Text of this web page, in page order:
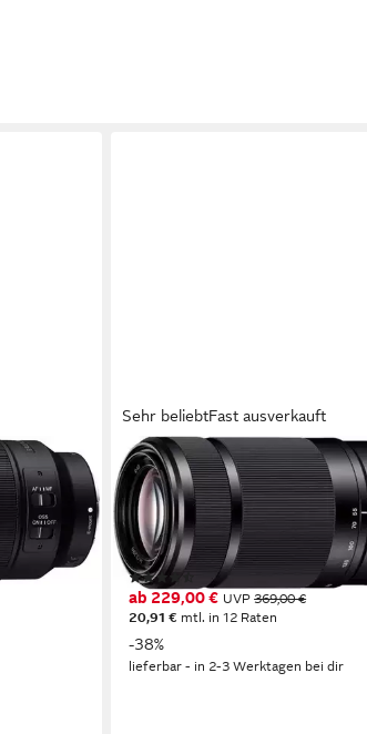
Sehr beliebtFast ausverkauft
SONY
SEL-55210 Teleobjektiv
55 bis 210 mm Brennweite
F4,5-6,3 Lichtstärke
345 g Gewicht
(39)
ab 229,00 € UVP369,00 €
20,91 € mtl. in 12 Raten
-38%
lieferbar - in 2-3 Werktagen bei dir